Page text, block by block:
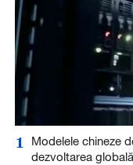
1
Modelele chineze
dezvoltarea globală